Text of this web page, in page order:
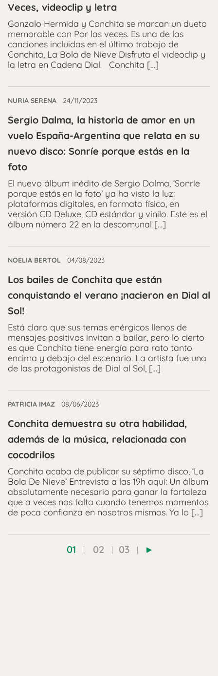
Veces, videoclip y letra
Gonzalo Hermida y Conchita se marcan un dueto
memorable con Por las veces. Es una de las
canciones incluidas en el último trabajo de
Conchita, La Bola de Nieve Disfruta el videoclip y
la letra en Cadena Dial. Conchita […]
NURIA SERENA 24/11/2023
Sergio Dalma, la historia de amor en un
vuelo España-Argentina que relata en su
nuevo disco: Sonríe porque estás en la
foto
El nuevo álbum inédito de Sergio Dalma, ‘Sonríe
porque estás en la foto’ ya ha visto la luz:
plataformas digitales, en formato físico, en
versión CD Deluxe, CD estándar y vinilo. Este es el
álbum número 22 en la descomunal […]
NOELIA BERTOL 04/08/2023
Los bailes de Conchita que están
conquistando el verano ¡nacieron en Dial al
Sol!
Está claro que sus temas enérgicos llenos de
mensajes positivos invitan a bailar, pero lo cierto
es que Conchita tiene energía para rato tanto
encima y debajo del escenario. La artista fue una
de las protagonistas de Dial al Sol, […]
PATRICIA IMAZ 08/06/2023
Conchita demuestra su otra habilidad,
además de la música, relacionada con
cocodrilos
Conchita acaba de publicar su séptimo disco, ‘La
Bola De Nieve’ Entrevista a las 19h aquí: Un álbum
absolutamente necesario para ganar la fortaleza
que a veces nos falta cuando tenemos momentos
de poca confianza en nosotros mismos. Ya lo […]
01 02 03